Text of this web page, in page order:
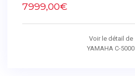
7999,00€
Voir le détail de
YAMAHA C-5000